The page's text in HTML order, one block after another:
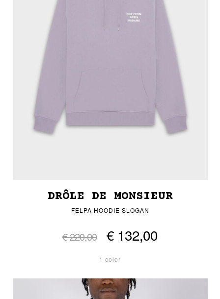
DRÔLE DE MONSIEUR
FELPA HOODIE SLOGAN
€ 220,00 € 132,00
1 color